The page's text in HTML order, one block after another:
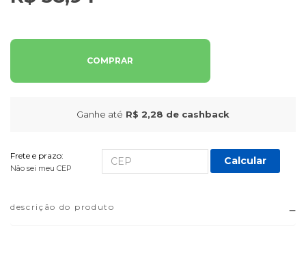
COMPRAR
Ganhe até R$ 2,28 de cashback
Frete e prazo:
Não sei meu CEP
Calcular
descrição do produto